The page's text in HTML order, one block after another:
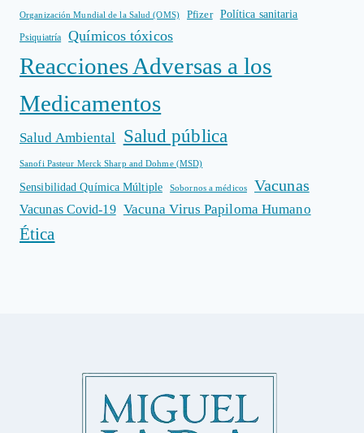
Organización Mundial de la Salud (OMS) Pfizer Política sanitaria
Psiquiatría Químicos tóxicos
Reacciones Adversas a los
Medicamentos
Salud Ambiental Salud pública
Sanofi Pasteur Merck Sharp and Dohme (MSD)
Sensibilidad Química Múltiple Sobornos a médicos Vacunas
Vacunas Covid-19 Vacuna Virus Papiloma Humano
Ética